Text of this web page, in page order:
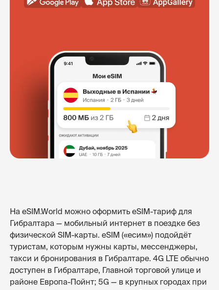
На eSIM.World можно оформить eSIM-тариф для
Гибралтара — мобильный интернет в поездке без
физической SIM-карты. eSIM («есим») подойдёт
туристам, которым нужны карты, мессенджеры,
такси и бронирования в Гибралтаре. 4G LTE обычно
доступен в Гибралтаре, Главной торговой улице и
районе Европа-Пойнт; 5G — в крупных городах при